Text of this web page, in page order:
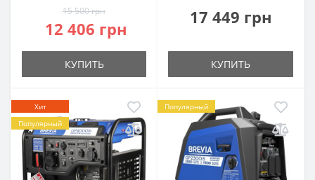
15 500 грн
12 406 грн
КУПИТЬ
17 449 грн
КУПИТЬ
Хит
Популярный
Популярный